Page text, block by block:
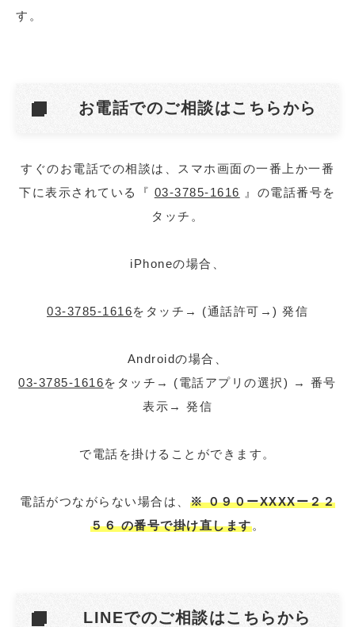
す。
お電話でのご相談はこちらから
すぐのお電話での相談は、スマホ画面の一番上か一番
下に表示されている『 03-3785-1616
』の電話番号を
タッチ。
iPhoneの場合、
03-3785-1616をタッチ→ (通話許可→) 発信
Androidの場合、
03-3785-1616をタッチ→ (電話アプリの選択) → 番号
表示→ 発信
で電話を掛けることができます。
電話がつながらない場合は、 ※ ０９０ーXXXXー２２
５６ の番号で掛け直します。
LINEでのご相談はこちらから